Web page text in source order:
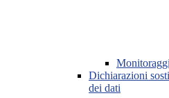
Dichiarazioni
dei dati